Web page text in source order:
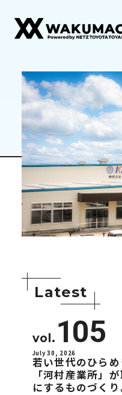
Latest
vol. 105
July 30, 2026
若い世代のひらめ
「河村産業所」
にするものづくり